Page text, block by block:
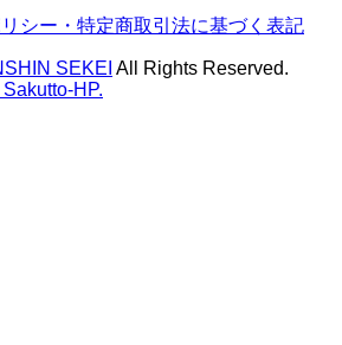
シー・特定商取引法に基づく表記
SEKEI All Rights Reserved.
HP.